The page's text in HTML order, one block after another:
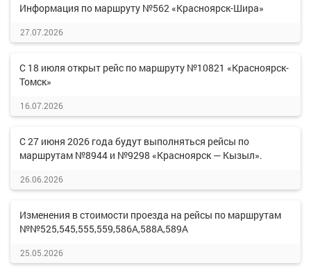
Информация по маршруту №562 «Красноярск-Шира»
27.07.2026
С 18 июля открыт рейс по маршруту №10821 «Красноярск-
Томск»
16.07.2026
С 27 июня 2026 года будут выполняться рейсы по
маршрутам №8944 и №9298 «Красноярск — Кызыл».
26.06.2026
Изменения в стоимости проезда на рейсы по маршрутам
№№525,545,555,559,586А,588А,589А
25.05.2026